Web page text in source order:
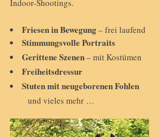
Indoor-Shootings.
Friesen in Bewegung– frei laufend
Stimmungsvolle Portraits
Gerittene Szenen– mit Kostümen
Freiheitsdressur
Stuten mit neugeborenen Fohlen
und vieles mehr …